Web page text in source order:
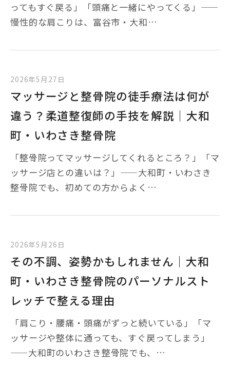
ってもすぐ戻る」「頭痛と一緒にやってくる」——
慢性的な肩こりは、富谷市・大和…
2026年5月27日
マッサージと整骨院の徒手療法は何が
違う？柔道整復師の手技を解説｜大和
町・いわさき整骨院
「整骨院ってマッサージしてくれるところ？」「マ
ッサージ店との違いは？」——大和町・いわさき
整骨院でも、初めての方からよく…
2026年5月26日
その不調、姿勢かもしれません｜大和
町・いわさき整骨院のパーソナルスト
レッチで整える理由
「肩こり・腰痛・頭痛がずっと続いている」「マ
ッサージや整体に通っても、すぐ戻ってしまう」
——大和町のいわさき整骨院でも、…